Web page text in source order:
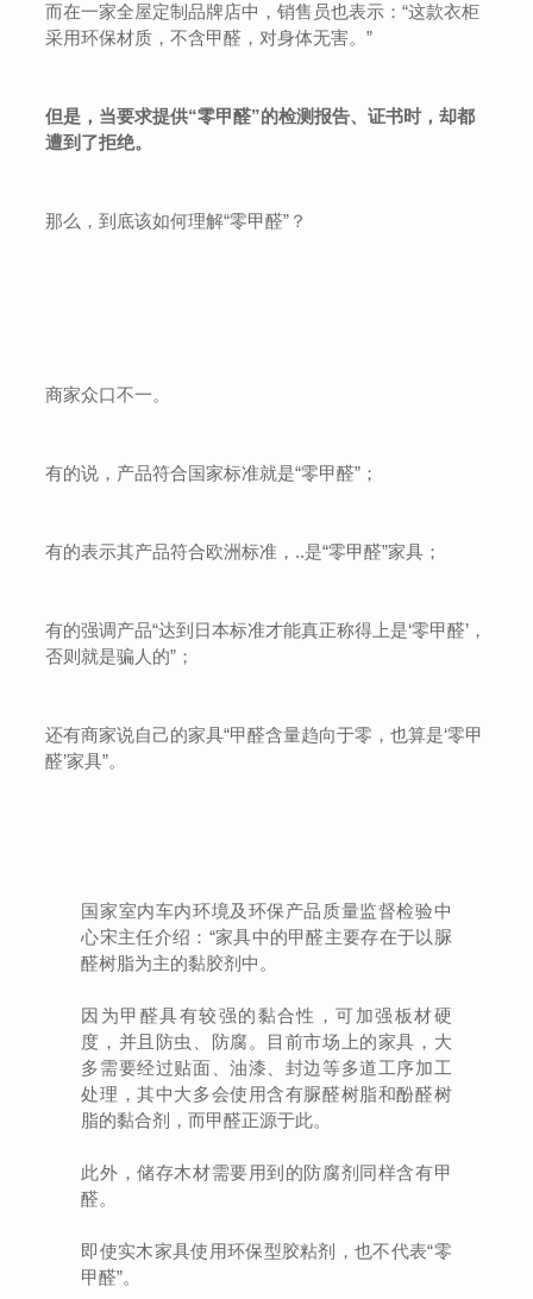
而在一家全屋定制品牌店中，销售员也表示：“这款衣柜
采用环保材质，不含甲醛，对身体无害。”
但是，当要求提供“零甲醛”的检测报告、证书时，却都
遭到了拒绝。
那么，到底该如何理解“零甲醛”？
商家众口不一。
有的说，产品符合国家标准就是“零甲醛”；
有的表示其产品符合欧洲标准，..是“零甲醛”家具；
有的强调产品“达到日本标准才能真正称得上是‘零甲醛’，
否则就是骗人的”；
还有商家说自己的家具“甲醛含量趋向于零，也算是‘零甲
醛’家具”。
国家室内车内环境及环保产品质量监督检验中
心宋主任介绍：“家具中的甲醛主要存在于以脲
醛树脂为主的黏胶剂中。
因为甲醛具有较强的黏合性，可加强板材硬
度，并且防虫、防腐。目前市场上的家具，大
多需要经过贴面、油漆、封边等多道工序加工
处理，其中大多会使用含有脲醛树脂和酚醛树
脂的黏合剂，而甲醛正源于此。
此外，储存木材需要用到的防腐剂同样含有甲
醛。
即使实木家具使用环保型胶粘剂，也不代表“零
甲醛”。